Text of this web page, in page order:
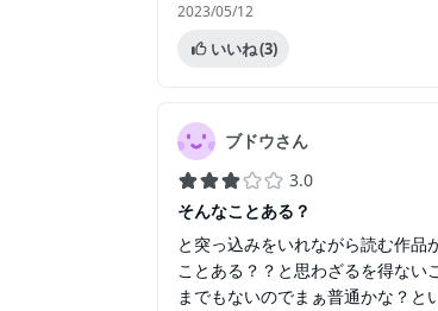
2023/05/12
いいね(3)
ブドウさん
3.0
そんなことある？
と突っ込みをいれながら読む作
ことある？？と思わざるを得ない
までもないのでまぁ普通かな？と